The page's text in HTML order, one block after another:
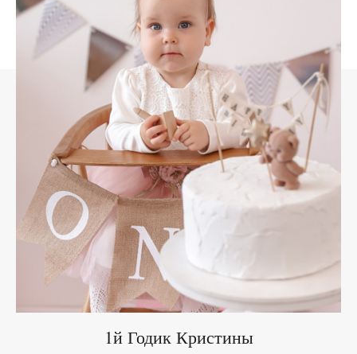
1й Годик Кристины